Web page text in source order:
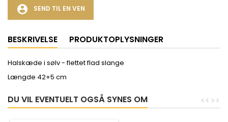
account_circle SEND TIL EN VEN
BESKRIVELSE PRODUKTOPLYSNINGER
Halskæde i sølv - flettet flad slange
Længde 42+5 cm
DU VIL EVENTUELT OGSÅ SYNES OM >>
<<